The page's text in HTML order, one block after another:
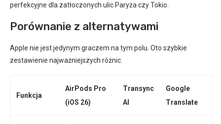
perfekcyjne dla zatłoczonych ulic Paryża czy Tokio.
Porównanie z alternatywami
Apple nie jest jedynym graczem na tym polu. Oto szybkie
zestawienie najważniejszych różnic.
Funkcja
AirPods Pro
(iOS 26)
Transync
AI
Google
Translate